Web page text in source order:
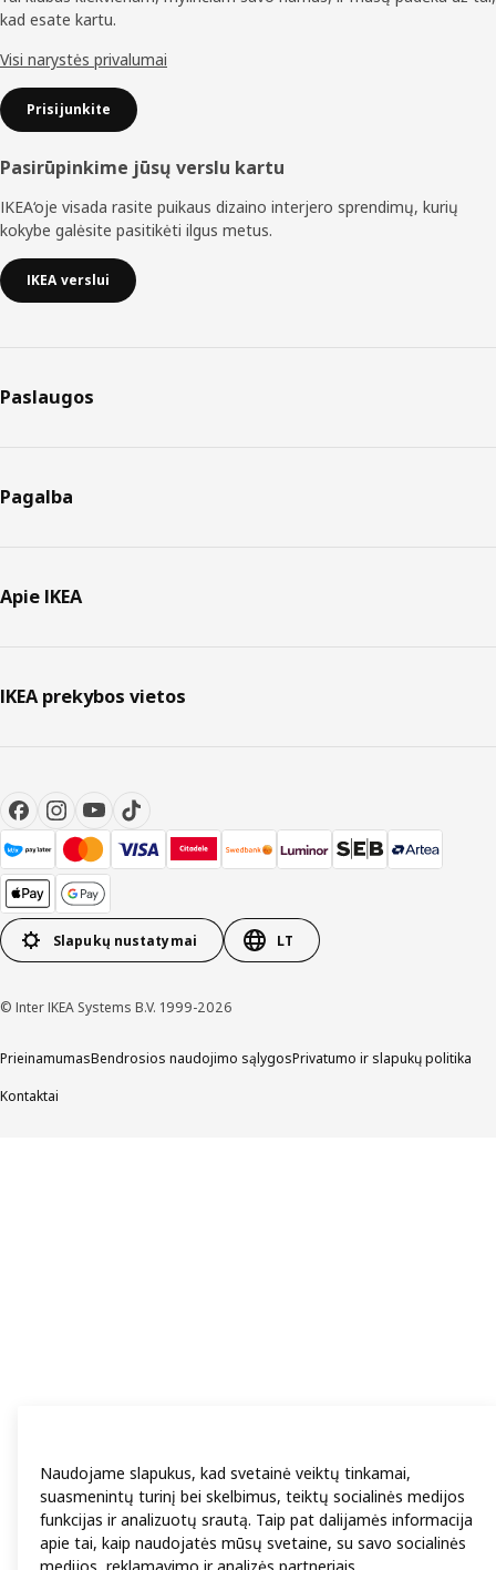
kad esate kartu.
Visi narystės privalumai
Prisijunkite
Pasirūpinkime jūsų verslu kartu
IKEA‘oje visada rasite puikaus dizaino interjero sprendimų, kurių
kokybe galėsite pasitikėti ilgus metus.
IKEA verslui
Paslaugos
Pagalba
Apie IKEA
IKEA prekybos vietos
Slapukų nustatymai LT
© Inter IKEA Systems B.V. 1999-2026
PrieinamumasBendrosios naudojimo sąlygosPrivatumo ir slapukų politika
Kontaktai
Naudojame slapukus, kad svetainė veiktų tinkamai,
suasmenintų turinį bei skelbimus, teiktų socialinės medijos
funkcijas ir analizuotų srautą. Taip pat dalijamės informacija
apie tai, kaip naudojatės mūsų svetaine, su savo socialinės